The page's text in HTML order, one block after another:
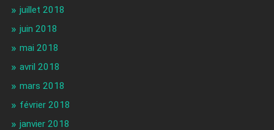
juillet 2018
juin 2018
mai 2018
avril 2018
mars 2018
février 2018
janvier 2018